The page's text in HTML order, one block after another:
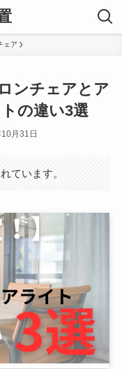
ェア
ンチェアとア
の違い3選
月31日
ています。